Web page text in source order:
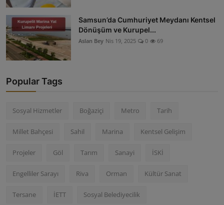
Samsun’da Cumhuriyet Meydanı Kentsel
Dönüşüm ve Kurupel...
Aslan Bey Nis 19, 2025 0 69
Popular Tags
Sosyal Hizmetler Boğaziçi Metro Tarih
Millet Bahçesi Sahil Marina Kentsel Gelişim
Projeler Göl Tarım Sanayi İSKİ
Engelliler Sarayı Riva Orman Kültür Sanat
Tersane İETT Sosyal Belediyecilik